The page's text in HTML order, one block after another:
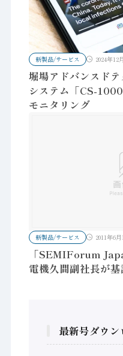
新製品/サービス 2024年12
堀場アドバンスド
システム「CS-
モニタリング
新製品/サービス 2011年6月
「SEMIForum
電機久間副社長が
最新号ダウン